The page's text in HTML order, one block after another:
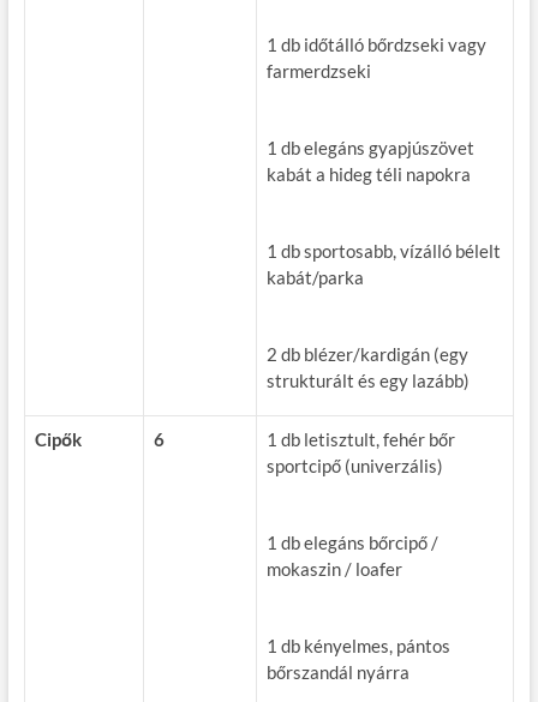
1 db időtálló bőrdzseki vagy
farmerdzseki
1 db elegáns gyapjúszövet
kabát a hideg téli napokra
1 db sportosabb, vízálló bélelt
kabát/parka
2 db blézer/kardigán (egy
strukturált és egy lazább)
Cipők 6
1 db letisztult, fehér bőr
sportcipő (univerzális)
1 db elegáns bőrcipő /
mokaszin / loafer
1 db kényelmes, pántos
bőrszandál nyárra